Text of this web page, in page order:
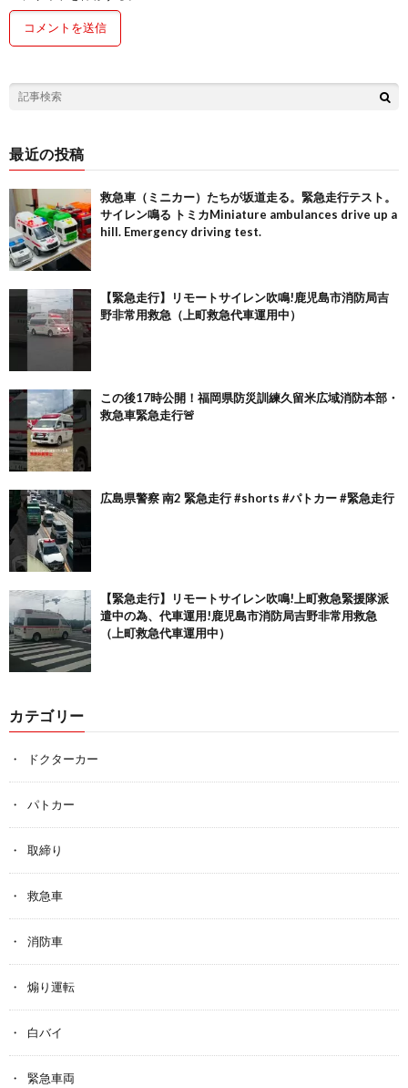
最近の投稿
救急車（ミニカー）たちが坂道走る。緊急走行テスト。
サイレン鳴る トミカMiniature ambulances drive up a
hill. Emergency driving test.
【緊急走行】リモートサイレン吹鳴!鹿児島市消防局吉
野非常用救急（上町救急代車運用中）
この後17時公開！福岡県防災訓練久留米広域消防本部・
救急車緊急走行🚨
広島県警察 南2 緊急走行 #shorts #パトカー #緊急走行
【緊急走行】リモートサイレン吹鳴!上町救急緊援隊派
遣中の為、代車運用!鹿児島市消防局吉野非常用救急
（上町救急代車運用中）
カテゴリー
ドクターカー
パトカー
取締り
救急車
消防車
煽り運転
白バイ
緊急車両